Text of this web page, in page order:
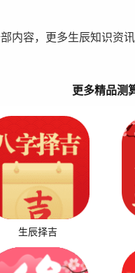
内容，更多生辰知识资讯
更多精品测
生辰择吉